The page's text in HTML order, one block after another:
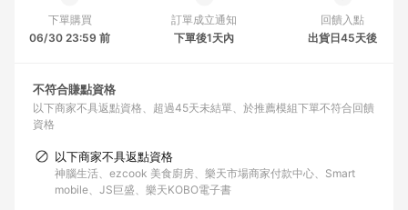
下單購買
06/30 23:59 前
訂單成立通知
下單後1天內
回饋入點
出貨日45天後
不符合賺點資格
以下商家不具返點資格 超過45天未結單
於推薦模組下單不符合回饋
資格
以下商家不具返點資格
神腦生活、ezcook 美食廚房、樂天市場商家付款中心、Smart
mobile、JS巨盛、樂天KOBO電子書